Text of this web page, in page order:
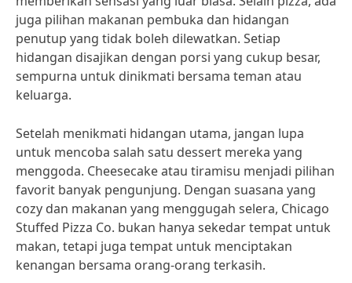
juga pilihan makanan pembuka dan hidangan
penutup yang tidak boleh dilewatkan. Setiap
hidangan disajikan dengan porsi yang cukup besar,
sempurna untuk dinikmati bersama teman atau
keluarga.
Setelah menikmati hidangan utama, jangan lupa
untuk mencoba salah satu dessert mereka yang
menggoda. Cheesecake atau tiramisu menjadi pilihan
favorit banyak pengunjung. Dengan suasana yang
cozy dan makanan yang menggugah selera, Chicago
Stuffed Pizza Co. bukan hanya sekedar tempat untuk
makan, tetapi juga tempat untuk menciptakan
kenangan bersama orang-orang terkasih.